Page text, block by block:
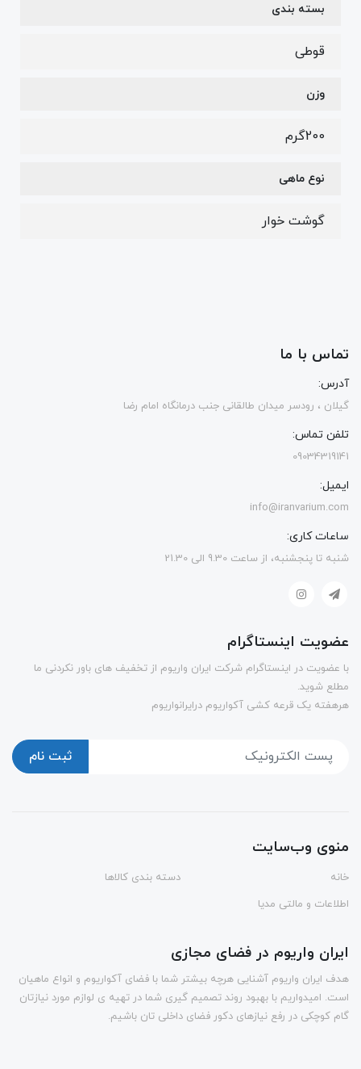
بسته بندی
قوطی
وزن
200گرم
نوع ماهی
گوشت خوار
تماس با ما
آدرس:
گیلان ، رودسر میدان طالقانی جنب درمانگاه امام رضا
تلفن تماس:
09034319141
ایمیل:
info@iranvarium.com
ساعات کاری:
شنبه تا پنجشنبه، از ساعت 9.30 الی 21.30
عضویت اینستاگرام
با عضویت در اینستاگرام شرکت ایران واریوم از تخفیف های باور نکردنی ما
مطلع شوید.
هرهفته یک قرعه کشی آکواریوم درایرانواریوم
ثبت نام
منوی وب‌سایت
خانه
دسته بندی کالاها
اطلاعات و مالتی مدیا
ایران واریوم در فضای مجازی
هدف ایران واریوم آشنایی هرچه بیشتر شما با فضای آکواریوم و انواع ماهیان
است. امیدواریم با بهبود روند تصمیم گیری شما در تهیه ی لوازم مورد نیازتان
گام کوچکی در رفع نیازهای دکور فضای داخلی تان باشیم.